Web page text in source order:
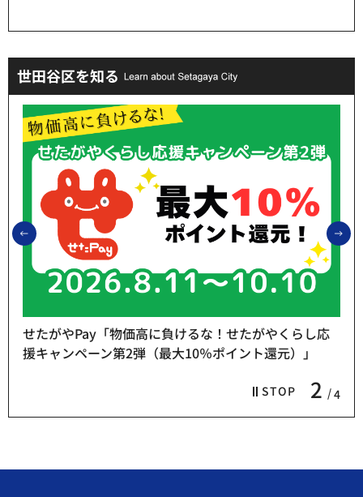
世田谷区を知る
前のスライドを表示
STOP 2 4
せたがやPay「物価高に負けるな！せたがやくらし応
援キャンペーン第2弾（最大10％ポイント還元）」